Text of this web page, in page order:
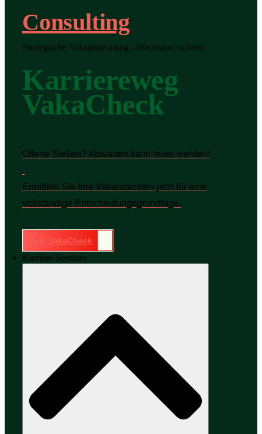
Consulting
Strategische Vakanzberatung - Wachstum sichern
Karriereweg
VakaCheck
Offene Stellen? Abwarten kann teuer werden!
Ermitteln Sie Ihre Vakanzkosten jetzt für eine
vollständige Entscheidungsgrundlage.
Zum VakaCheck
Karriere-Services